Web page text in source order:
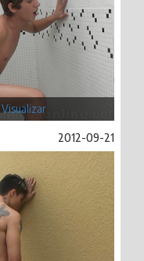
Visualizar
2012-09-21